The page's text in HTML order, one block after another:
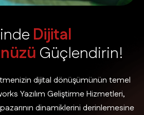
inde Dijital
nüzü Güçlendirin!
dijital dönüşümünün temel
Yazılım Geliştirme Hizmetleri,
dinamiklerini derinlemesine